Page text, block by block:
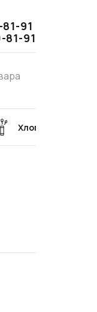
91
91
Хлопушки